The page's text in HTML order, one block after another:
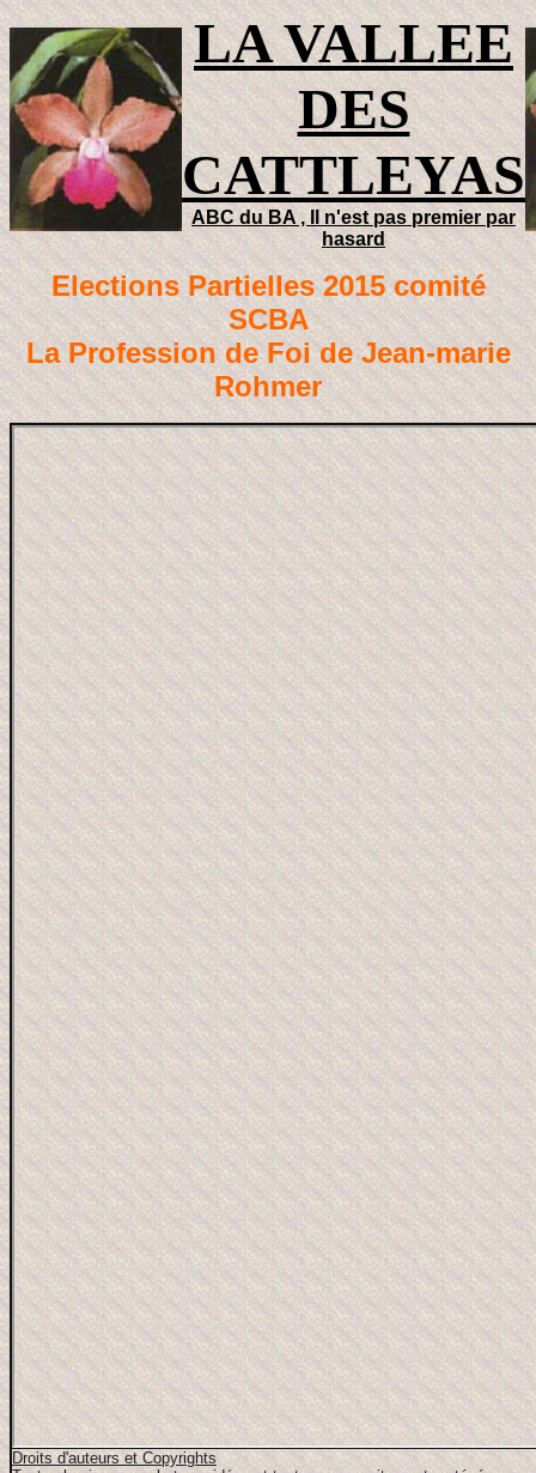
LA VALLEE
DES
CATTLEYAS
ABC du BA , Il n'est pas premier par
hasard
Elections Partielles 2015 comité
SCBA
La Profession de Foi de Jean-marie
Rohmer
Droits d'auteurs et Copyrights